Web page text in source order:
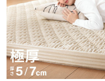
置
サ
ー
ビ
ス
に
つ